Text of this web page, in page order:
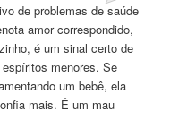
de problemas de saúde
amor correspondido,
é um sinal certo de
menores. Se
um bebê, ela
mais. É um mau